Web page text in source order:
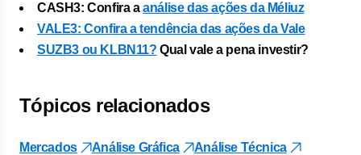
CASH3: Confira aanálise das ações da Méliuz
VALE3: Confira a tendência das ações da Vale
SUZB3 ou KLBN11? Qual vale a pena investir?
Tópicos relacionados
Mercados Análise Gráfica
Análise Técnica